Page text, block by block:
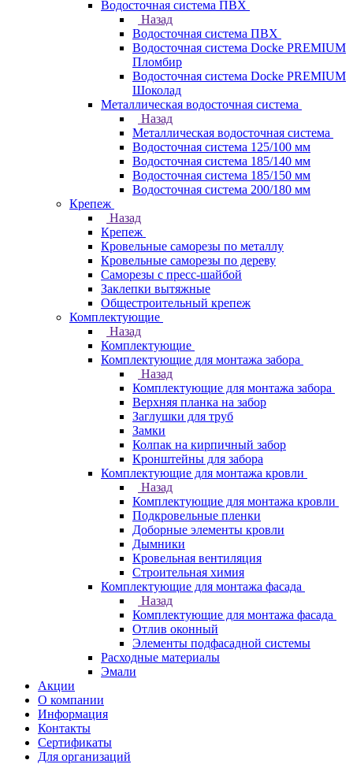
Водосточная система ПВХ
Назад
Водосточная система ПВХ
Водосточная система Docke PREMIUM
Пломбир
Водосточная система Docke PREMIUM
Шоколад
Металлическая водосточная система
Назад
Металлическая водосточная система
Водосточная система 125/100 мм
Водосточная система 185/140 мм
Водосточная система 185/150 мм
Водосточная система 200/180 мм
Крепеж
Назад
Крепеж
Кровельные саморезы по металлу
Кровельные саморезы по дереву
Саморезы с пресс-шайбой
Заклепки вытяжные
Общестроительный крепеж
Комплектующие
Назад
Комплектующие
Комплектующие для монтажа забора
Назад
Комплектующие для монтажа забора
Верхняя планка на забор
Заглушки для труб
Замки
Колпак на кирпичный забор
Кронштейны для забора
Комплектующие для монтажа кровли
Назад
Комплектующие для монтажа кровли
Подкровельные пленки
Доборные элементы кровли
Дымники
Кровельная вентиляция
Строительная химия
Комплектующие для монтажа фасада
Назад
Комплектующие для монтажа фасада
Отлив оконный
Элементы подфасадной системы
Расходные материалы
Эмали
Акции
О компании
Информация
Контакты
Сертификаты
Для организаций